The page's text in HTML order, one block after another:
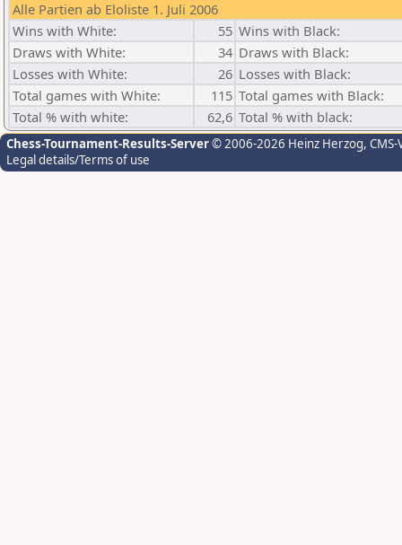
Alle Partien ab Eloliste 1. Juli 2006
Wins with White:
55 Wins with Black:
Draws with White:
34 Draws with Black:
Losses with White:
26 Losses with Black:
Total games with White:
115 Total games with Black:
Total % with white:
62,6 Total % with black:
Chess-Tournament-Results-Server© 2006-2026 Heinz Herzog,
Legal details/Terms of use